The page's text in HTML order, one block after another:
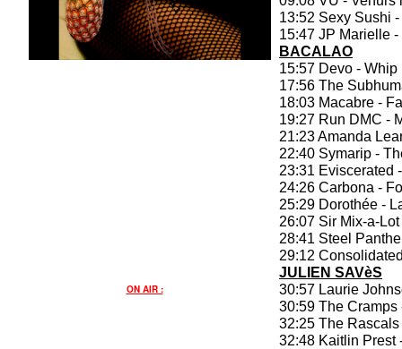
ON AIR :
13:52 Sexy Sushi
15:47 JP Marielle
BACALAO
15:57 Devo - Whip
17:56 The
18:03 Macabre -
19:27 Run DMC -
21:23 Amanda
22:40 Symarip -
23:31 Eviscerated
24:26 Carbona -
25:29 Dorothée -
26:07 Sir Mix-a-
28:41 Steel
29:12
JULIEN SAVèS
30:57 Laurie
30:59 The
32:25 The
32:48 Kaitlin Prest